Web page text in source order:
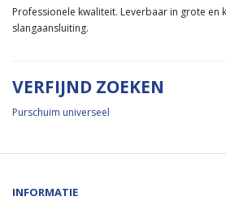
Professionele kwaliteit. Leverbaar in grote en
slangaansluiting.
VERFIJND ZOEKEN
Purschuim universeel
INFORMATIE